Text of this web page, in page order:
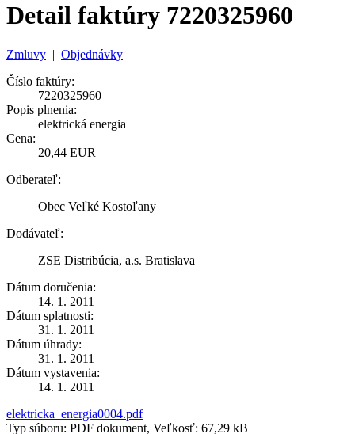
Detail faktúry 7220325960
Zmluvy | Objednávky
Číslo faktúry:
7220325960
Popis plnenia:
elektrická energia
Cena:
20,44 EUR
Odberateľ:
Obec Veľké Kostoľany
Dodávateľ:
ZSE Distribúcia, a.s. Bratislava
Dátum doručenia:
14. 1. 2011
Dátum splatnosti:
31. 1. 2011
Dátum úhrady:
31. 1. 2011
Dátum vystavenia:
14. 1. 2011
elektricka_energia0004.pdf
Typ súboru: PDF dokument, Veľkosť: 67,29 kB